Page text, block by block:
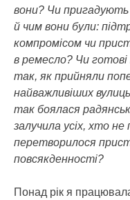
вони? Чи пригадують
й чим вони були:
компромісом чи
в ремесло? Чи готові
так, як прийняли
найважливіших
так боялася
залучила усіх, хто
перетворилося
повсякденності?
Понад рік я